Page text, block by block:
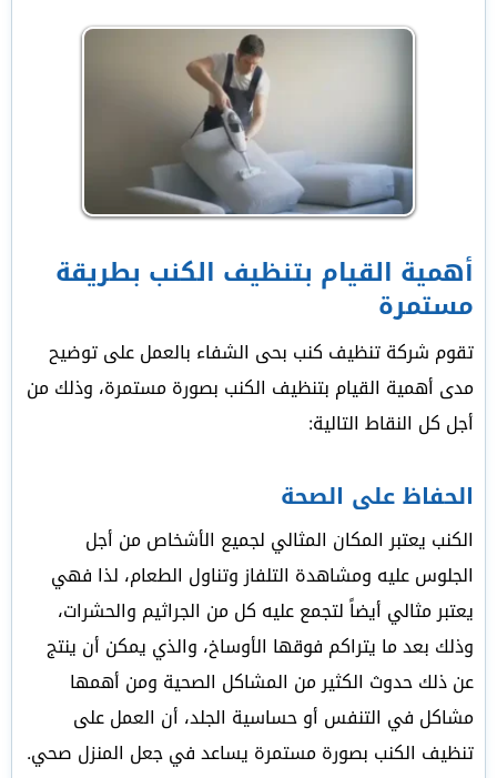
أهمية القيام بتنظيف الكنب بطريقة
مستمرة
تقوم شركة تنظيف كنب بحى الشفاء بالعمل على توضيح
مدى أهمية القيام بتنظيف الكنب بصورة مستمرة، وذلك من
أجل كل النقاط التالية:
الحفاظ على الصحة
الكنب يعتبر المكان المثالي لجميع الأشخاص من أجل
الجلوس عليه ومشاهدة التلفاز وتناول الطعام، لذا فهي
يعتبر مثالي أيضاً لتجمع عليه كل من الجراثيم والحشرات،
وذلك بعد ما يتراكم فوقها الأوساخ، والذي يمكن أن ينتج
عن ذلك حدوث الكثير من المشاكل الصحية ومن أهمها
مشاكل في التنفس أو حساسية الجلد، أن العمل على
تنظيف الكنب بصورة مستمرة يساعد في جعل المنزل صحي.